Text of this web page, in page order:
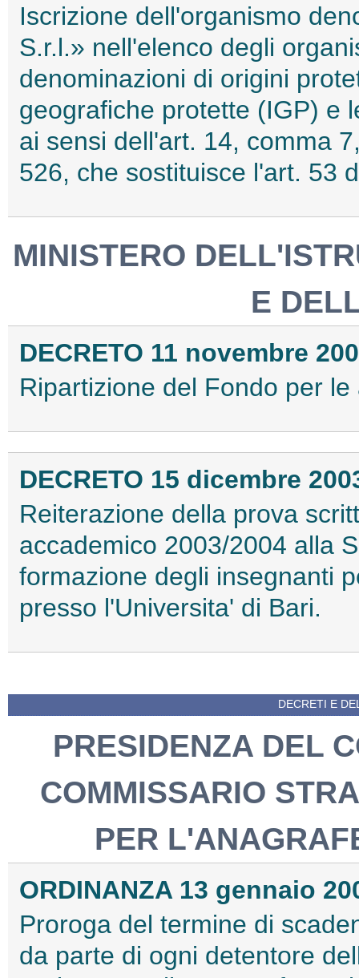
Iscrizione dell'organismo
S.r.l.» nell'elenco degli
denominazioni di origini
geografiche protette (IGP) e
ai sensi dell'art. 14, comma
526, che sostituisce l'art. 53
MINISTERO
E
DECRETO 11 novembre
Ripartizione del Fondo per
DECRETO 15 dicembre
Reiterazione della prova
accademico 2003/2004 alla
formazione degli insegnanti
presso l'Universita' di Bari.
DECRETI E
PRESIDENZA DEL
COMMISSARIO
PER
ORDINANZA 13 gennaio
Proroga del termine di
da parte di ogni detentore